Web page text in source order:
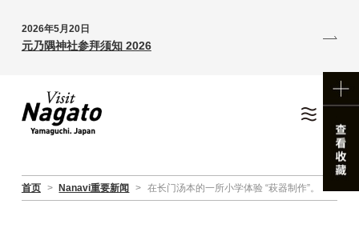
2026年5月20日
元乃隅神社参拜须知 2026
首页 > Nanavi重要新闻 > 在长门汤本的一所小学体验 “萩器制作”。